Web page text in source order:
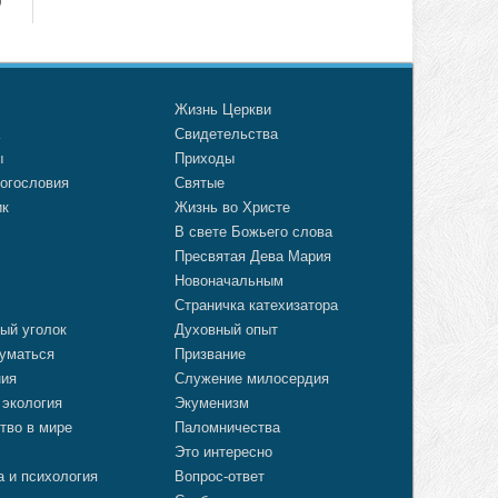
уголок
в мире
и психология
Жизнь Церкви
Свидетельства
Приходы
Святые
Жизнь во Христе
В свете Божьего слова
Пресвятая Дева Мария
Новоначальным
Страничка катехизатора
Духовный опыт
Призвание
Служение милосердия
Экуменизм
Паломничества
Это интересно
Вопрос-ответ